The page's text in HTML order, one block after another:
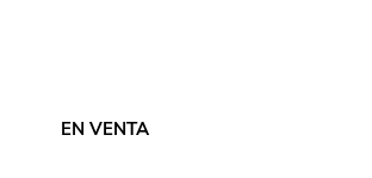
EN VENTA